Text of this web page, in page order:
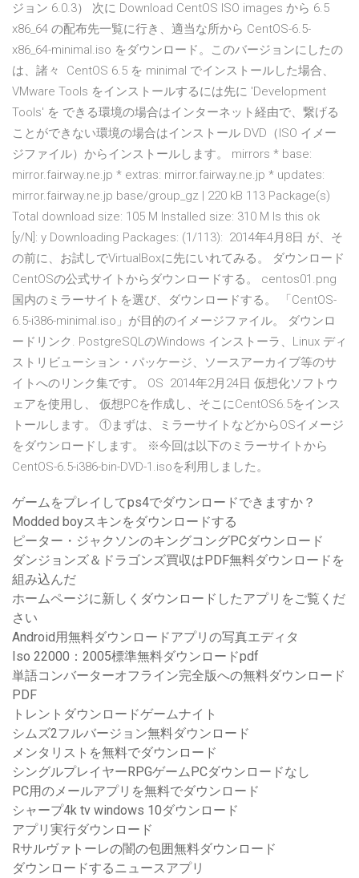
ジョン 6.0.3） 次に Download CentOS ISO images から 6.5
x86_64 の配布先一覧に行き、適当な所から CentOS-6.5-
x86_64-minimal.iso をダウンロード。このバージョンにしたの
は、諸々 CentOS 6.5 を minimal でインストールした場合、
VMware Tools をインストールするには先に 'Development
Tools' を できる環境の場合はインターネット経由で、繋げる
ことができない環境の場合はインストール DVD（ISO イメー
ジファイル）からインストールします。 mirrors * base:
mirror.fairway.ne.jp * extras: mirror.fairway.ne.jp * updates:
mirror.fairway.ne.jp base/group_gz | 220 kB 113 Package(s)
Total download size: 105 M Installed size: 310 M Is this ok
[y/N]: y Downloading Packages: (1/113): 2014年4月8日 が、そ
の前に、お試しでVirtualBoxに先にいれてみる。 ダウンロード
CentOSの公式サイトからダウンロードする。 centos01.png
国内のミラーサイトを選び、ダウンロードする。 「CentOS-
6.5-i386-minimal.iso」が目的のイメージファイル。 ダウンロ
ードリンク. PostgreSQLのWindows インストーラ、Linux ディ
ストリビューション・パッケージ、ソースアーカイブ等のサ
イトへのリンク集です。 OS 2014年2月24日 仮想化ソフトウ
ェアを使用し、 仮想PCを作成し、そこにCentOS6.5をインス
トールします。 ①まずは、ミラーサイトなどからOSイメージ
をダウンロードします。 ※今回は以下のミラーサイトから
CentOS-6.5-i386-bin-DVD-1.isoを利用しました。
ゲームをプレイしてps4でダウンロードできますか？
Modded boyスキンをダウンロードする
ピーター・ジャクソンのキングコングPCダウンロード
ダンジョンズ＆ドラゴンズ買収はPDF無料ダウンロードを
組み込んだ
ホームページに新しくダウンロードしたアプリをご覧くだ
さい
Android用無料ダウンロードアプリの写真エディタ
Iso 22000：2005標準無料ダウンロードpdf
単語コンバーターオフライン完全版への無料ダウンロード
PDF
トレントダウンロードゲームナイト
シムズ2フルバージョン無料ダウンロード
メンタリストを無料でダウンロード
シングルプレイヤーRPGゲームPCダウンロードなし
PC用のメールアプリを無料でダウンロード
シャープ4k tv windows 10ダウンロード
アプリ実行ダウンロード
Rサルヴァトーレの闇の包囲無料ダウンロード
ダウンロードするニュースアプリ